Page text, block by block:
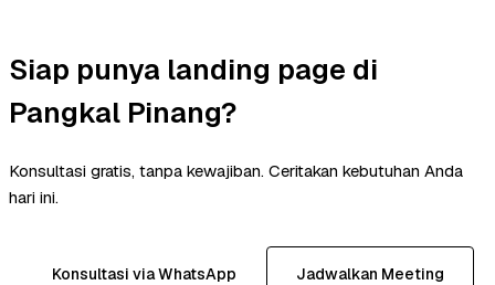
Siap punya landing page di
Pangkal Pinang?
Konsultasi gratis, tanpa kewajiban. Ceritakan kebutuhan Anda
hari ini.
Konsultasi via WhatsApp Jadwalkan Meeting